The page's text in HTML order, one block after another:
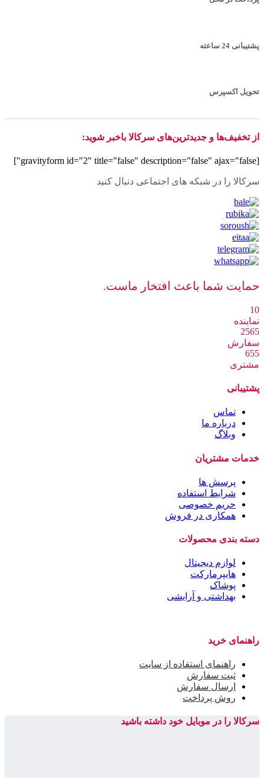
پشتیبانی 24 ساعته
تحویل اکسپرس
از تخفیف‌ها و جدیدترین‌های سرکالا باخبر شوید:
[gravityform id="2" title="false" description="false" ajax="false"]
سرکالا را در شبکه های اجتماعی دنبال کنید
حمایت شما باعث افتخار ماست.
10
نماینده
2565
سفارش
655
مشتری
پشتیبانی
تماس
درباره ما
وبلاگ
خدمات مشتریان
پرسش ها
شرایط استفاده
حریم خصوصی
همکاری در فروش
دسته بندی محصولات
لوازم دیجیتال
هایپرمارکت
پوشاک
بهداشتی و آرایشی
راهنمای خرید
راهنمای استفاده از سایت
ثبت سفارش
ارسال سفارش
روش پرداخت
سرکالا را در موبایل خود داشته باشید